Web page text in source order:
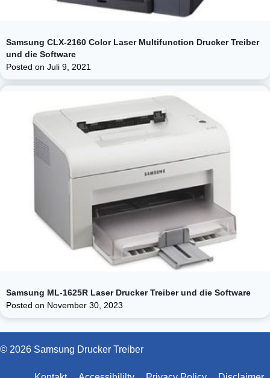
Samsung CLX-2160 Color Laser Multifunction Drucker Treiber
und die Software
Posted on Juli 9, 2021
Samsung ML-1625R Laser Drucker Treiber und die Software
Posted on November 30, 2023
© 2026 Samsung Drucker Treiber